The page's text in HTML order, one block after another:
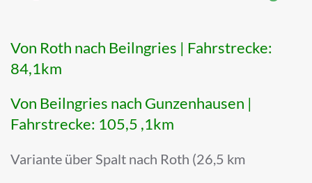
Von Roth nach Beilngries | Fahrstrecke:
84,1km
Von Beilngries nach Gunzenhausen |
Fahrstrecke: 105,5 ,1km
Variante über Spalt nach Roth (26,5 km